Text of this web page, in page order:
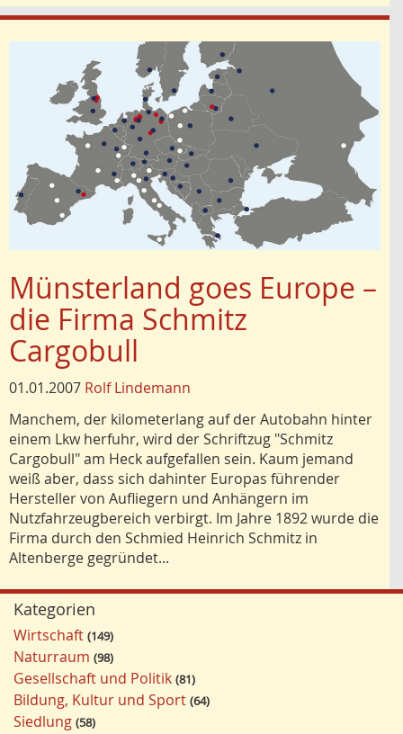
Münsterland goes Europe –
die Firma Schmitz
Cargobull
01.01.2007 Rolf Lindemann
Manchem, der kilometerlang auf der Autobahn hinter
einem Lkw herfuhr, wird der Schriftzug "Schmitz
Cargobull" am Heck aufgefallen sein. Kaum jemand
weiß aber, dass sich dahinter Europas führender
Hersteller von Aufliegern und Anhängern im
Nutzfahrzeugbereich verbirgt. Im Jahre 1892 wurde die
Firma durch den Schmied Heinrich Schmitz in
Altenberge gegründet...
Kategorien
Wirtschaft 149
Naturraum 98
Gesellschaft und Politik 81
Bildung, Kultur und Sport 64
Siedlung 58